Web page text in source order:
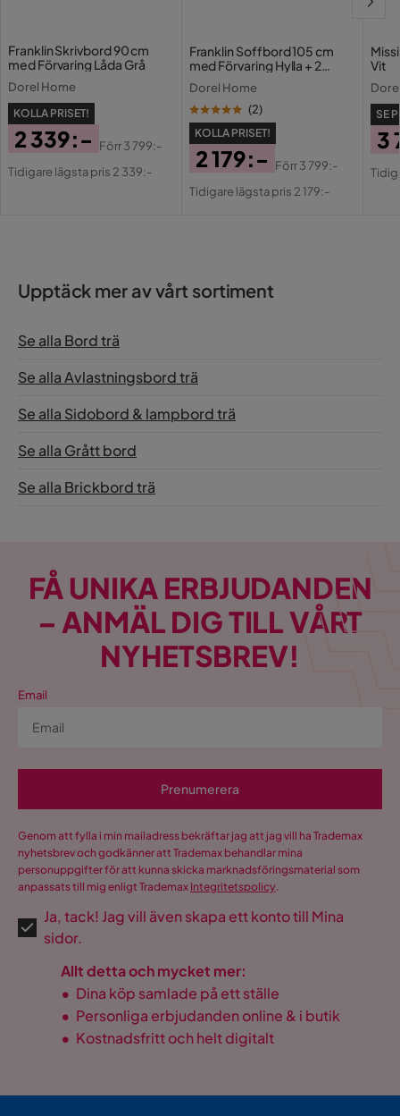
Franklin Skrivbord 90 cm
med Förvaring Låda Grå
Dorel Home
KOLLA PRISET!
Pris
2 339:-
Original
Förr3 799:-
Tidigare lägsta pris 2 339:-
Franklin Soffbord 105 cm
med Förvaring Hylla + 2
Lådor Grå
Dorel Home
(2)
KOLLA PRISET!
Pris
2 179:-
Original
Förr3 799:-
Tidigare lägsta pris 2 179:-
Vit
SE
3
Upptäck mer av vårt sortiment
Se alla Bord trä
Se alla Avlastningsbord trä
Se alla Sidobord & lampbord trä
Se alla Grått bord
Se alla Brickbord trä
FÅ UNIKA ERBJUDANDEN
– ANMÄL DIG TILL VÅRT
NYHETSBREV!
Email
Prenumerera
Genom att fylla i min mailadress bekräftar jag att jag vill ha Trademax
nyhetsbrev och godkänner att Trademax behandlar mina
personuppgifter för att kunna skicka marknadsföringsmaterial som
anpassats till mig enligt Trademax Integritetspolicy.
Ja, tack! Jag vill även skapa ett konto till Mina
sidor.
Allt detta och mycket mer:
• Dina köp samlade på ett ställe
• Personliga erbjudanden online & i butik
• Kostnadsfritt och helt digitalt